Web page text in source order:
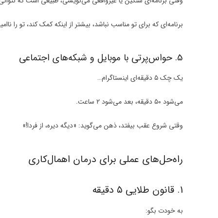
برنامه‌ای که برای تو مناسب نباشد، بیشتر از اینکه کمک کند، تو را
5. حواس‌پرتی با موبایل و شبکه‌های اجتماعی
یک چک ۵ دقیقه‌ای اینستاگرام…
می‌شود ۵۰ دقیقه، بعد می‌شود ۲ ساعت.
وقتی شروع عقب بیفتد، ذهن می‌گوید: «دیگه دیره، از فردا!»
راه‌حل‌های عملی برای درمان اهمال‌کاری
1. قانون طلایی ۵ دقیقه
به خودت بگو: